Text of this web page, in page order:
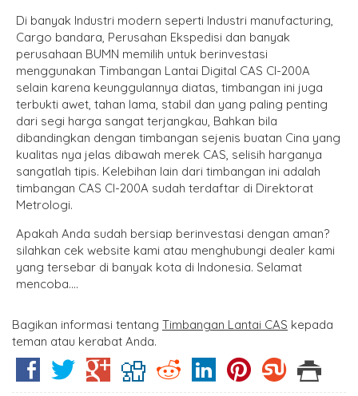
Di banyak Industri modern seperti Industri manufacturing,
Cargo bandara, Perusahan Ekspedisi dan banyak
perusahaan BUMN memilih untuk berinvestasi
menggunakan Timbangan Lantai Digital CAS CI-200A
selain karena keunggulannya diatas, timbangan ini juga
terbukti awet, tahan lama, stabil dan yang paling penting
dari segi harga sangat terjangkau, Bahkan bila
dibandingkan dengan timbangan sejenis buatan Cina yang
kualitas nya jelas dibawah merek CAS, selisih harganya
sangatlah tipis. Kelebihan lain dari timbangan ini adalah
timbangan CAS CI-200A sudah terdaftar di Direktorat
Metrologi.
Apakah Anda sudah bersiap berinvestasi dengan aman?
silahkan cek website kami atau menghubungi dealer kami
yang tersebar di banyak kota di Indonesia. Selamat
mencoba….
Bagikan informasi tentang Timbangan Lantai CAS kepada
teman atau kerabat Anda.